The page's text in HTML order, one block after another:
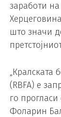
заработи
што значи
„Кралската
(RBFA) е
го
Фоларин